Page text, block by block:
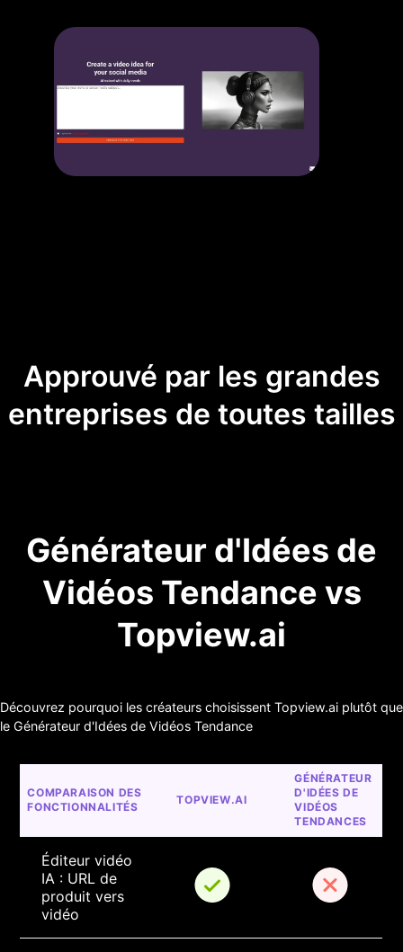
Approuvé par les grandes
entreprises de toutes tailles
Générateur d'Idées de
Vidéos Tendance vs
Topview.ai
Découvrez pourquoi les créateurs choisissent Topview.ai plutôt que
le Générateur d'Idées de Vidéos Tendance
COMPARAISON DES
FONCTIONNALITÉS
TOPVIEW.AI
GÉNÉRATEUR
D'IDÉES DE
VIDÉOS
TENDANCES
Éditeur vidéo
IA : URL de
produit vers
vidéo